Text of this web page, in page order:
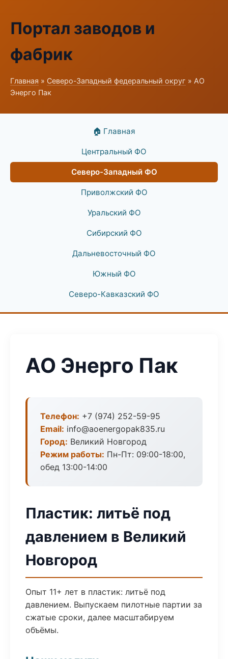
Портал заводов и
фабрик
Главная » Северо-Западный федеральный округ » АО
Энерго Пак
🏠 Главная
Центральный ФО
Северо-Западный ФО
Приволжский ФО
Уральский ФО
Сибирский ФО
Дальневосточный ФО
Южный ФО
Северо-Кавказский ФО
АО Энерго Пак
Телефон: +7 (974) 252-59-95
Email: info@aoenergopak835.ru
Город: Великий Новгород
Режим работы: Пн-Пт: 09:00-18:00,
обед 13:00-14:00
Пластик: литьё под
давлением в Великий
Новгород
Опыт 11+ лет в пластик: литьё под
давлением. Выпускаем пилотные партии за
сжатые сроки, далее масштабируем
объёмы.